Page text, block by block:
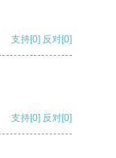
支持[0] 反对[0]
支持[0] 反对[0]